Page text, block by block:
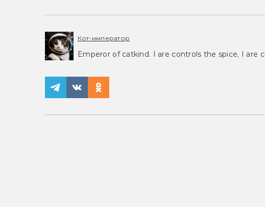
Кот-император
Emperor of catkind. I are controls the spice, I are